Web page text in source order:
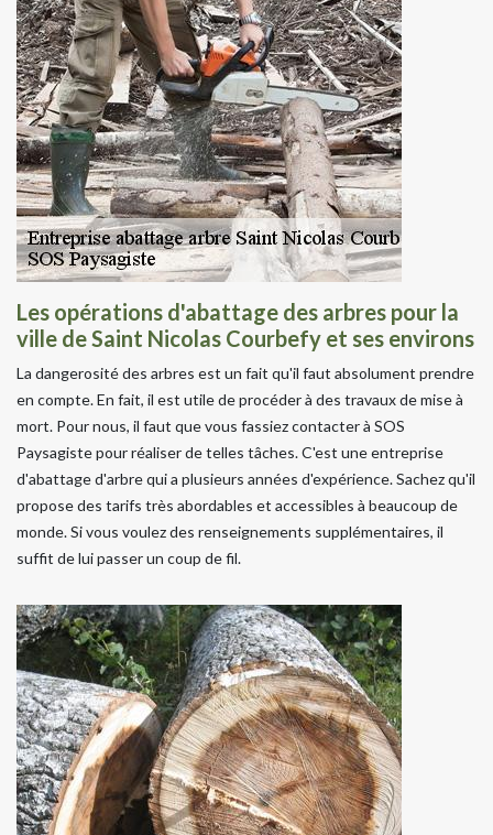
Les opérations d'abattage des arbres pour la
ville de Saint Nicolas Courbefy et ses environs
La dangerosité des arbres est un fait qu'il faut absolument prendre
en compte. En fait, il est utile de procéder à des travaux de mise à
mort. Pour nous, il faut que vous fassiez contacter à SOS
Paysagiste pour réaliser de telles tâches. C'est une entreprise
d'abattage d'arbre qui a plusieurs années d'expérience. Sachez qu'il
propose des tarifs très abordables et accessibles à beaucoup de
monde. Si vous voulez des renseignements supplémentaires, il
suffit de lui passer un coup de fil.